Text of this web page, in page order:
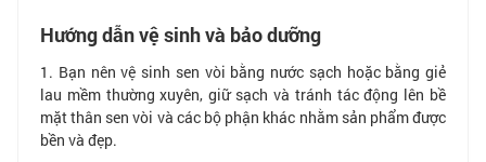
Hướng dẫn vệ sinh và bảo dưỡng
1. Bạn nên vệ sinh sen vòi bằng nước sạch hoặc bằng giẻ
lau mềm thường xuyên, giữ sạch và tránh tác động lên bề
mặt thân sen vòi và các bộ phận khác nhằm sản phẩm được
bền và đẹp.